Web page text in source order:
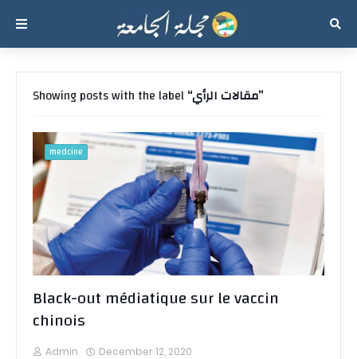
Showing posts with the label مقالات الرأي
medcine
Black-out médiatique sur le vaccin
chinois
Admin December 12, 2020